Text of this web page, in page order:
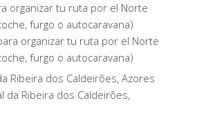
organizar tu ruta por el Norte
furgo o autocaravana)
Ribeira dos Caldeirões, Azores